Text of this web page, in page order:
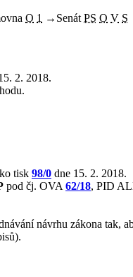
O 1 → Senát PS O V S
2. 2018.
tisk 98/0 dne 15. 2. 2018.
pod čj. OVA 62/18, PID
návrhu zákona tak,